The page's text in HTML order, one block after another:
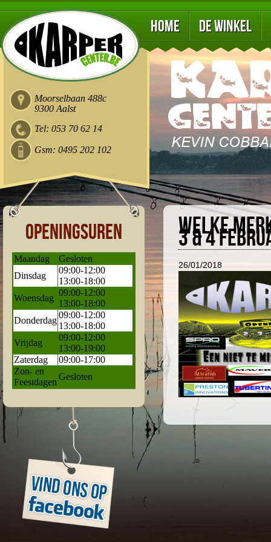
Home De winkel
Moorselbaan 488c
9300 Aalst
Tel: 053 70 62 14
Gsm: 0495 202 102
Openingsuren
Maandag
Gesloten
Dinsdag
09:00-12:00
13:00-18:00
Woensdag
09:00-12:00
13:00-18:00
Donderdag
09:00-12:00
13:00-18:00
Vrijdag
09:00-12:00
13:00-19:00
Zaterdag
09:00-17:00
Zon- en
Feestdagen
Gesloten
Welke
3 & 4
26/01/2018